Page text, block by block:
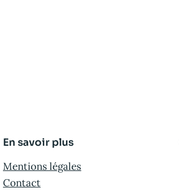
En savoir plus
Mentions légales
Contact